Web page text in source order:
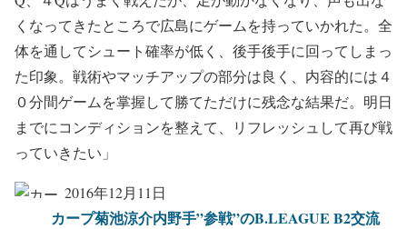
くなってきたところで広島にゲームを持っていかれた。全
体を通してシュート確率が低く、後手後手に回ってしまっ
た印象。戦術やマッチアップの部分は良く、内容的には４
０分間ゲームを掌握して勝てただけに残念な結果だ。明日
までにコンディションを整えて、リフレッシュして再び戦
っていきたい」
2016年12月11日
カープ菊池涼介内野手”参戦”のB.LEAGUE B2交流